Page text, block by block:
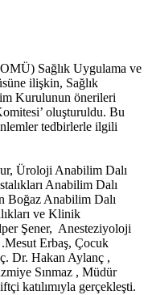
Sağlık Uygulama ve
ilişkin, Sağlık
Kurulunun önerileri
oluşturuldu. Bu
tedbirlerle ilgili
Üroloji Anabilim Dalı
Anabilim Dalı
Anabilim Dalı
ve Klinik
Şener, Anesteziyoloji
Erbaş, Çocuk
Dr. Hakan Aylanç ,
Sınmaz , Müdür
katılımıyla gerçekleşti.